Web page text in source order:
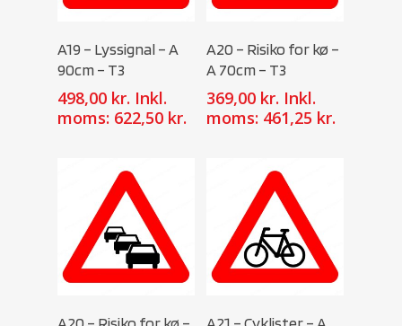
A19 – Lyssignal – A
90cm – T3
498,00 kr. Inkl.
moms: 622,50 kr.
A20 – Risiko for kø –
A 70cm – T3
369,00 kr. Inkl.
moms: 461,25 kr.